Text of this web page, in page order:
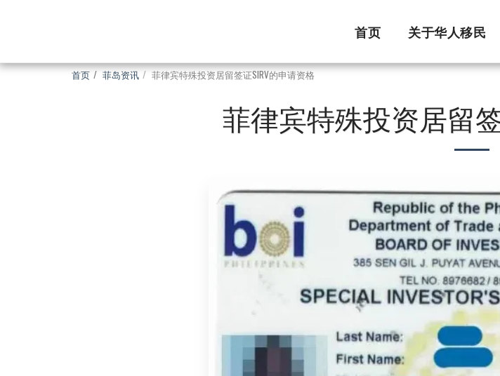
首页 关于华人移民
首页 菲岛资讯 菲律宾特殊投资居留签证SIRV的申请资格
菲律宾特殊投资居留